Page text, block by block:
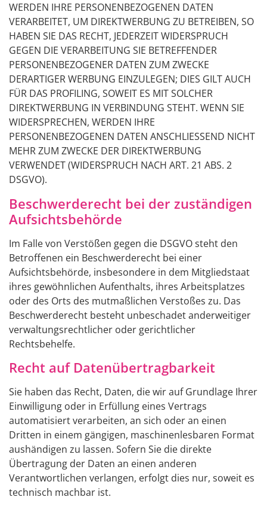
WERDEN IHRE PERSONENBEZOGENEN DATEN
VERARBEITET, UM DIREKTWERBUNG ZU BETREIBEN, SO
HABEN SIE DAS RECHT, JEDERZEIT WIDERSPRUCH
GEGEN DIE VERARBEITUNG SIE BETREFFENDER
PERSONENBEZOGENER DATEN ZUM ZWECKE
DERARTIGER WERBUNG EINZULEGEN; DIES GILT AUCH
FÜR DAS PROFILING, SOWEIT ES MIT SOLCHER
DIREKTWERBUNG IN VERBINDUNG STEHT. WENN SIE
WIDERSPRECHEN, WERDEN IHRE
PERSONENBEZOGENEN DATEN ANSCHLIESSEND NICHT
MEHR ZUM ZWECKE DER DIREKTWERBUNG
VERWENDET (WIDERSPRUCH NACH ART. 21 ABS. 2
DSGVO).
Beschwerde­recht bei der zuständigen
Aufsichts­behörde
Im Falle von Verstößen gegen die DSGVO steht den
Betroffenen ein Beschwerderecht bei einer
Aufsichtsbehörde, insbesondere in dem Mitgliedstaat
ihres gewöhnlichen Aufenthalts, ihres Arbeitsplatzes
oder des Orts des mutmaßlichen Verstoßes zu. Das
Beschwerderecht besteht unbeschadet anderweitiger
verwaltungsrechtlicher oder gerichtlicher
Rechtsbehelfe.
Recht auf Daten­übertrag­barkeit
Sie haben das Recht, Daten, die wir auf Grundlage Ihrer
Einwilligung oder in Erfüllung eines Vertrags
automatisiert verarbeiten, an sich oder an einen
Dritten in einem gängigen, maschinenlesbaren Format
aushändigen zu lassen. Sofern Sie die direkte
Übertragung der Daten an einen anderen
Verantwortlichen verlangen, erfolgt dies nur, soweit es
technisch machbar ist.